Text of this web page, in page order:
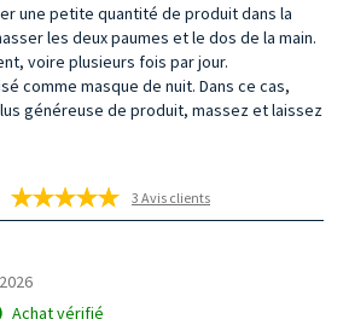
une petite quantité de produit dans la
les deux paumes et le dos de la main.
voire plusieurs fois par jour.
comme masque de nuit. Dans ce cas,
généreuse de produit, massez et laissez
3 Avis clients
Achat vérifié